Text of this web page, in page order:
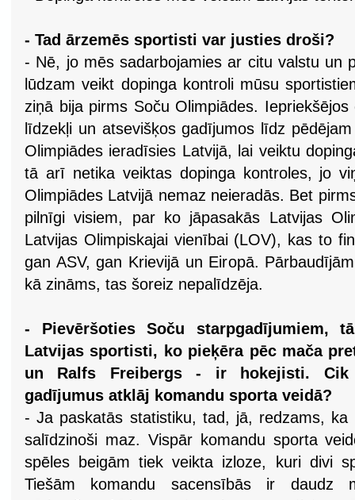
- Tad ārzemēs sportisti var justies droši?
- Nē, jo mēs sadarbojamies ar citu valstu un
lūdzam veikt dopinga kontroli mūsu
ziņā bija pirms Soču Olimpiādes.
līdzekļi un atsevišķos gadījumos līdz
Olimpiādes ieradīsies Latvijā, lai veiktu
tā arī netika veiktas dopinga kontroles, jo
Olimpiādes Latvijā nemaz neieradās. Bet
pilnīgi visiem, par ko jāpasakās Latvijas
Latvijas Olimpiskajai vienībai (LOV), kas to
gan ASV, gan Krievijā un Eiropā.
kā zināms, tas šoreiz nepalīdzēja.
- Pievēršoties Soču starpgadījumiem,
Latvijas sportisti, ko pieķēra pēc mača
un Ralfs Freibergs - ir hokejisti. Cik
gadījumus atklāj komandu sporta veidā?
- Ja paskatās statistiku, tad, jā, redzams, ka
salīdzinoši maz. Vispār komandu sporta
spēles beigām tiek veikta izloze, kuri divi
Tiešām komandu sacensībās ir daudz